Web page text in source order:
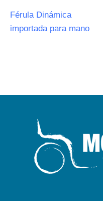
Férula Dinámica
importada para mano